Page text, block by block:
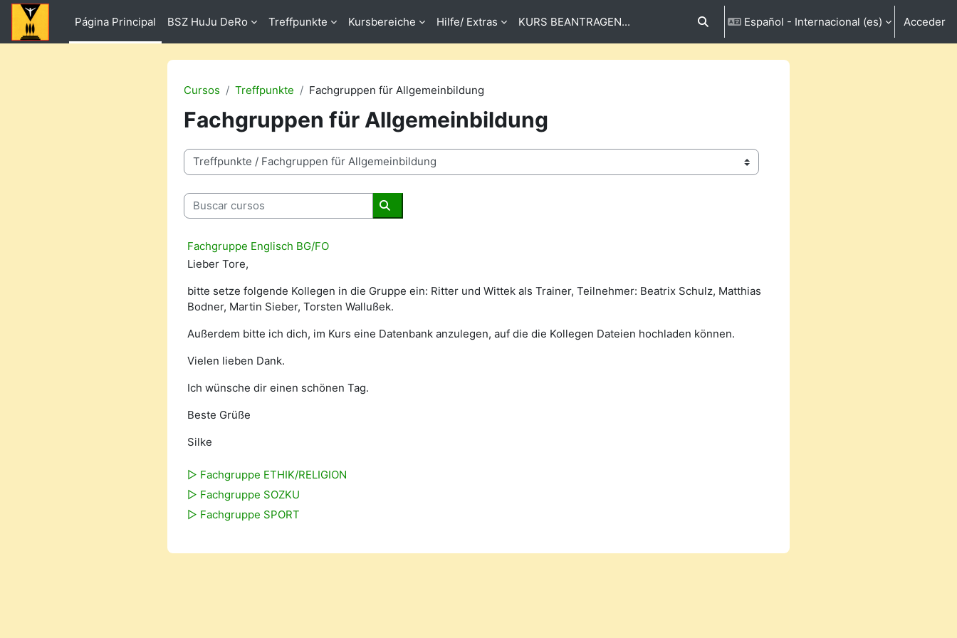
Salta al contenido principal
Página Principal
BSZ HuJu DeRo Treffpunkte Kursbereiche Hilfe/ Extras KURS BEANTRAGEN... Selector de búsqueda de entrada
Español - Internacional ‎(es)‎ Acceder
Cursos Treffpunkte Fachgruppen für Allgemeinbildung
Fachgruppen für Allgemeinbildung
Categorías
Buscar cursos
Buscar cursos
Fachgruppe Englisch BG/FO
Lieber Tore,
bitte setze folgende Kollegen in die Gruppe ein: Ritter und Wittek als Trainer, Teilnehmer: Beatrix Schulz, Matthias
Bodner, Martin Sieber, Torsten Wallußek.
Außerdem bitte ich dich, im Kurs eine Datenbank anzulegen, auf die die Kollegen Dateien hochladen können.
Vielen lieben Dank.
Ich wünsche dir einen schönen Tag.
Beste Grüße
Silke
▻ Fachgruppe ETHIK/RELIGION
▻ Fachgruppe SOZKU
▻ Fachgruppe SPORT